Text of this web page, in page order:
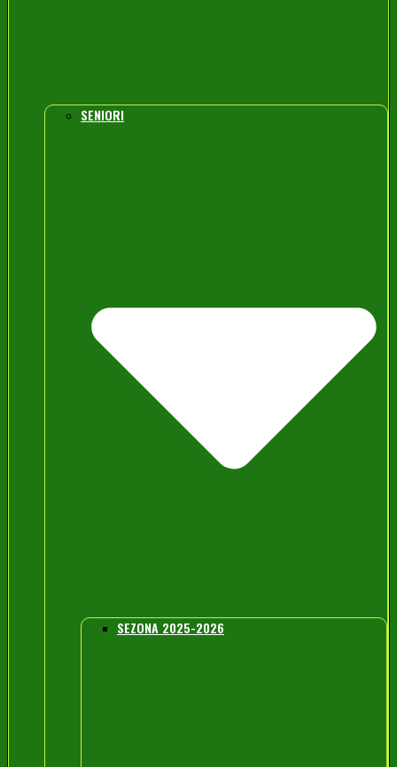
SENIORI
SEZONA 2025-2026